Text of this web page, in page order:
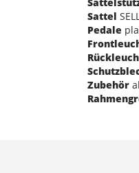
Sattel
Pedale
Zubehör